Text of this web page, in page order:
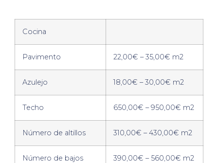
Cocina
Pavimento 22,00€ – 35,00€ m2
Azulejo 18,00€ – 30,00€ m2
Techo 650,00€ – 950,00€ m2
Número de altillos 310,00€ – 430,00€ m2
Número de bajos 390,00€ – 560,00€ m2